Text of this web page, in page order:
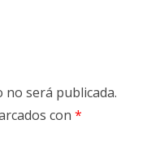
será publicada.
con *